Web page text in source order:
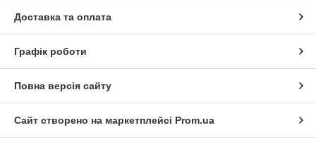
Доставка та оплата
Графік роботи
Повна версія сайту
Сайт створено на маркетплейсі Prom.ua